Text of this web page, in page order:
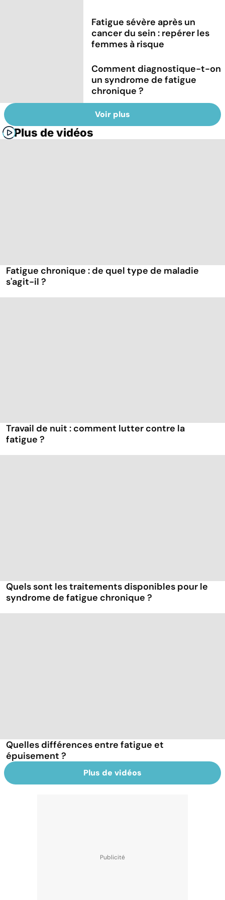
Fatigue sévère après un
cancer du sein : repérer les
femmes à risque
Comment diagnostique-t-on
un syndrome de fatigue
chronique ?
Voir plus
Plus de vidéos
Fatigue chronique : de quel type de maladie
s'agit-il ?
Travail de nuit : comment lutter contre la
fatigue ?
Quels sont les traitements disponibles pour le
syndrome de fatigue chronique ?
Quelles différences entre fatigue et
épuisement ?
Plus de vidéos